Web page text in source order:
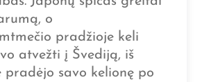
o
pradžioje keli
atvežti į Švediją, iš
pradėjo savo kelionę po